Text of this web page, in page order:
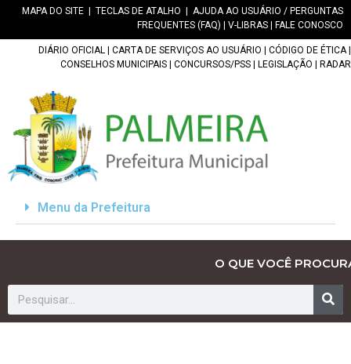
MAPA DO SITE TECLAS DE ATALHO
AJUDA AO USUÁRIO / PERGUNTAS
FREQUENTES (FAQ)
V-LIBRAS FALE CONOSCO
DIÁRIO OFICIAL CARTA DE SERVIÇOS AO USUÁRIO CÓDIGO DE ÉTICA|
CONSELHOS MUNICIPAIS
CONCURSOS/PSS LEGISLAÇÃO RADAR
Menu da Prefeitura
O QUE VOCÊ